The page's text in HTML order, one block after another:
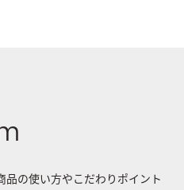
の使い方やこだわりポイント